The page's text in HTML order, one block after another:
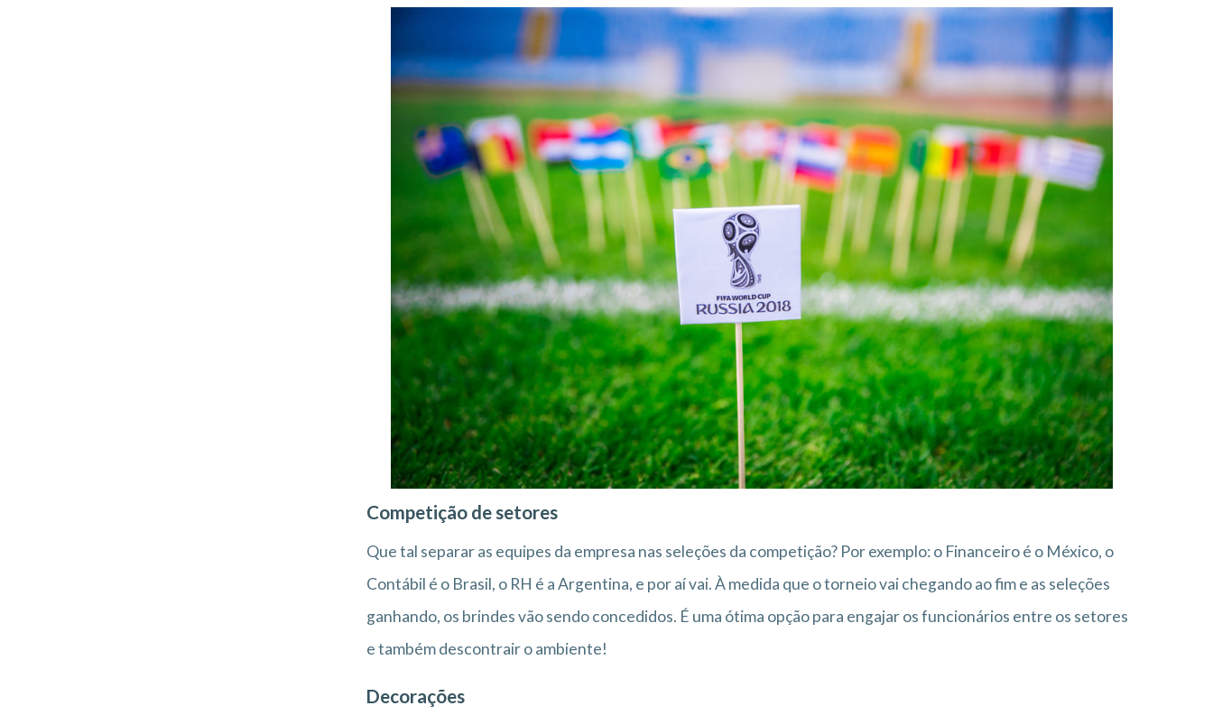
Competição de setores
Que tal separar as equipes da empresa nas seleções da competição? Por exemplo: o Financeiro é o México, o
Contábil é o Brasil, o RH é a Argentina, e por aí vai. À medida que o torneio vai chegando ao fim e as seleções
ganhando, os brindes vão sendo concedidos. É uma ótima opção para engajar os funcionários entre os setores
e também descontrair o ambiente!
Decorações